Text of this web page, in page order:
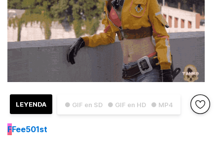
● GIF en SD ● GIF en HD ● MP4
LEYENDA
FFee501st